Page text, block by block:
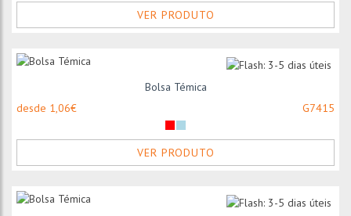
VER PRODUTO
Bolsa Témica
desde 1,06€
G7415
VER PRODUTO